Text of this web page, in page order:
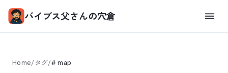
バイブス父さんの穴倉
Home/タグ/#map